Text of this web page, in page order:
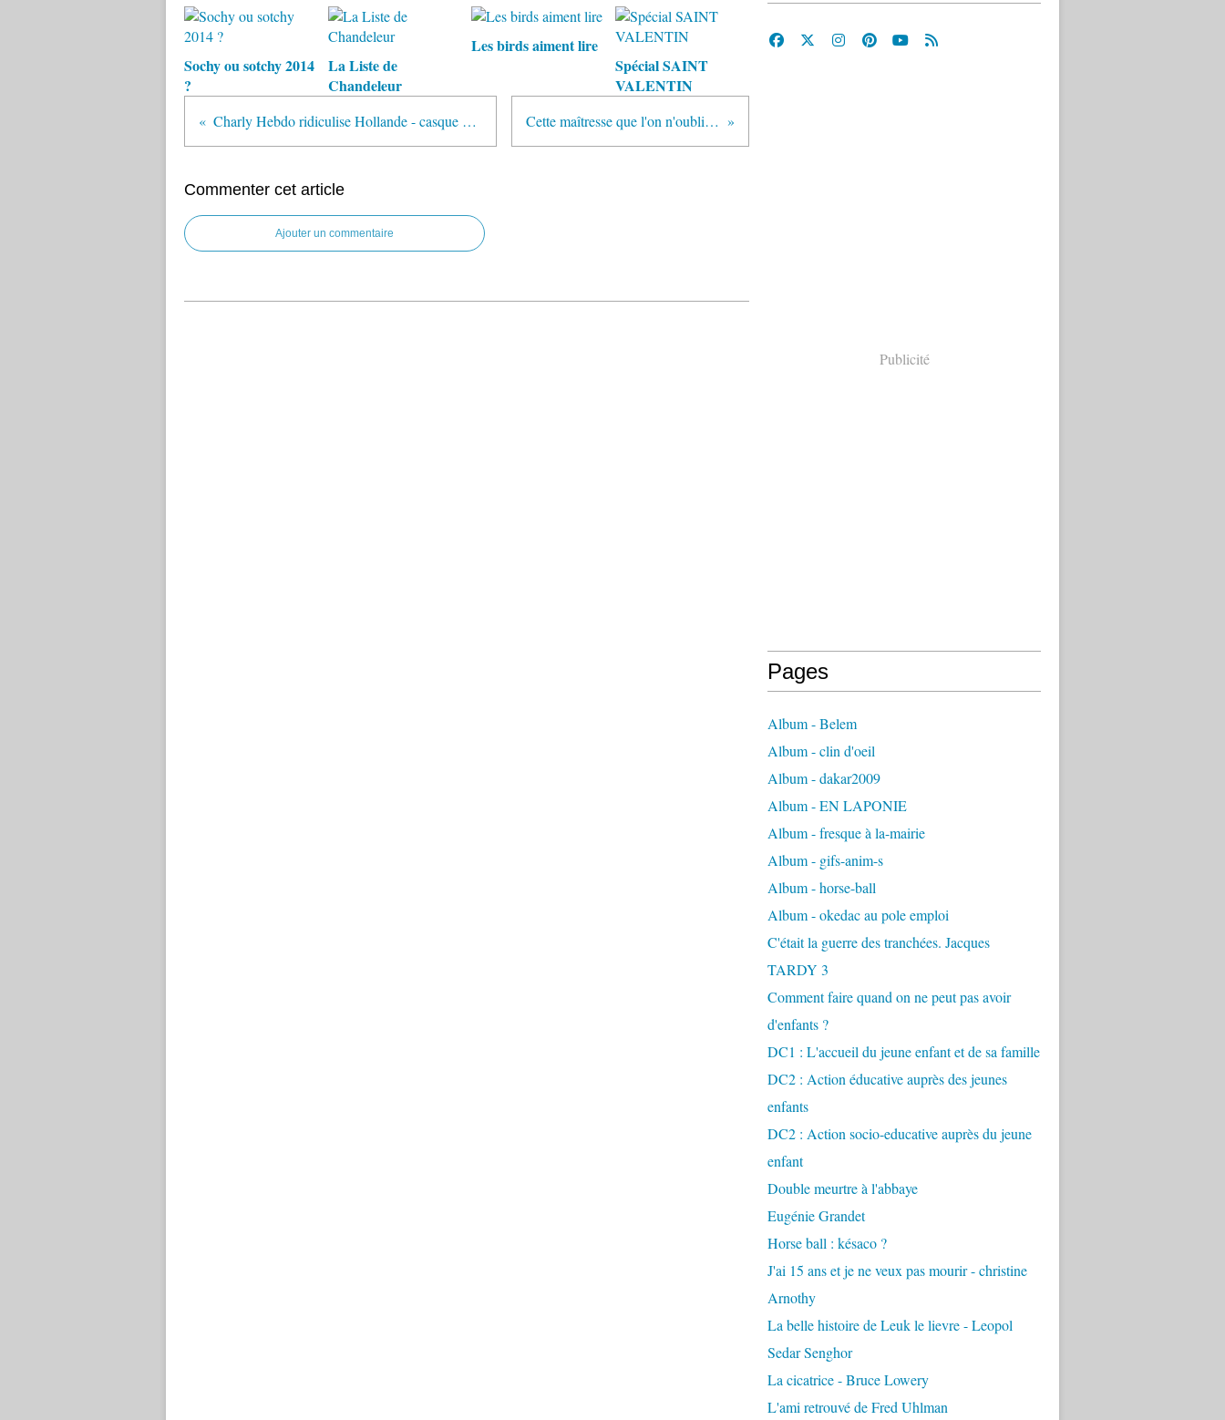
Sochy ou sotchy 2014
?
La Liste de
Chandeleur
Les birds aiment lire
Spécial SAINT
VALENTIN
Charly Hebdo ridiculise Hollande - casque Dexter Cette maîtresse que l'on n'oublie pas
Commenter cet article
Ajouter un commentaire
Publicité
Pages
Album - Belem
Album - clin d'oeil
Album - dakar2009
Album - EN LAPONIE
Album - fresque à la-mairie
Album - gifs-anim-s
Album - horse-ball
Album - okedac au pole emploi
C'était la guerre des tranchées. Jacques
TARDY 3
Comment faire quand on ne peut pas avoir
d'enfants ?
DC1 : L'accueil du jeune enfant et de sa famille
DC2 : Action éducative auprès des jeunes
enfants
DC2 : Action socio-educative auprès du jeune
enfant
Double meurtre à l'abbaye
Eugénie Grandet
Horse ball : késaco ?
J'ai 15 ans et je ne veux pas mourir - christine
Arnothy
La belle histoire de Leuk le lievre - Leopol
Sedar Senghor
La cicatrice - Bruce Lowery
L'ami retrouvé de Fred Uhlman